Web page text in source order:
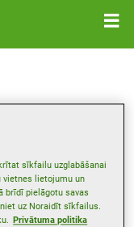
sīkfailu uzglabāšanai
vietnes lietojumu un
brīdī pielāgotu savas
uz Noraidīt sīkfailus.
Privātuma politika